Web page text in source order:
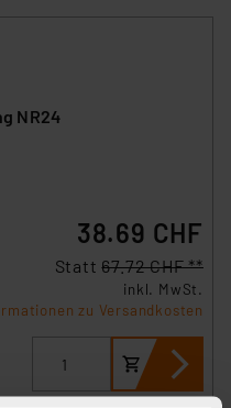
NR24
38.69 CHF
Statt67.72 CHF **
inkl. MwSt.
zu Versandkosten